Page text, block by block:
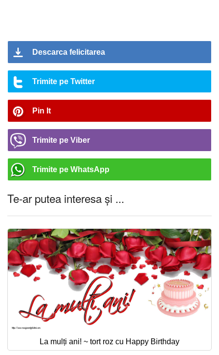
Descarca felicitarea
Trimite pe Twitter
Pin It
Trimite pe Viber
Trimite pe WhatsApp
Te-ar putea interesa și ...
La mulți ani! ~ tort roz cu Happy Birthday